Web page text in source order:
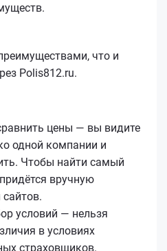
что и
Polis812.ru.
цены — вы видите
одной компании и
Чтобы найти самый
вручную
условий — нельзя
в условиях
страховщиков.